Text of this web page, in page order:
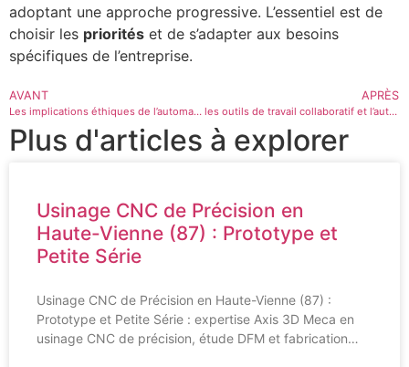
adoptant une approche progressive. L’essentiel est de
choisir les priorités et de s’adapter aux besoins
spécifiques de l’entreprise.
AVANT
Les implications éthiques de l’automatisation des tâches
APRÈS
les outils de travail collaboratif et l’automatisation des tâches
Plus d'articles à explorer
Usinage CNC de Précision en
Haute-Vienne (87) : Prototype et
Petite Série
Usinage CNC de Précision en Haute-Vienne (87) :
Prototype et Petite Série : expertise Axis 3D Meca en
usinage CNC de précision, étude DFM et fabrication…